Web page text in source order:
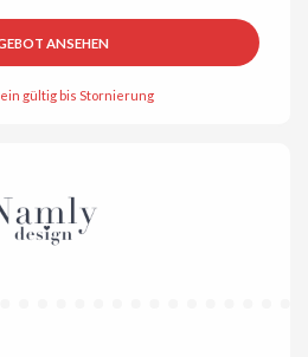
ANSEHEN
gültig bis Stornierung